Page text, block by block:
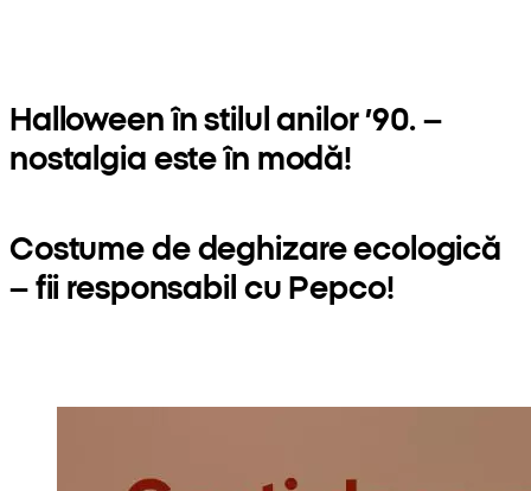
Halloween în stilul anilor ’90. –
nostalgia este în modă!
Costume de deghizare ecologică
– fii responsabil cu Pepco!